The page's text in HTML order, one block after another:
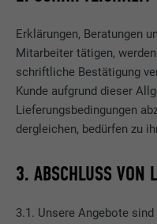
Erklärungen, Beratungen
Mitarbeiter tätigen,
schriftliche Bestätigung
Kunde aufgrund dieser
Lieferungsbedingungen
dergleichen, bedürfen zu
3. ABSCHLUSS VON
3.1. Unsere Angebote